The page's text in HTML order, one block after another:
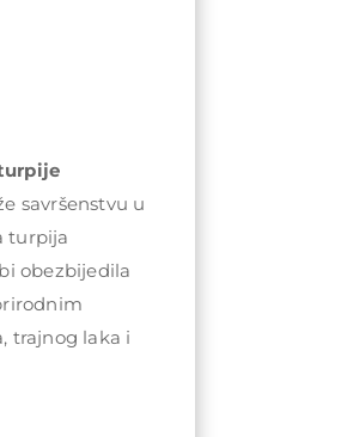
savršenstvu u
turpija
obezbijedila
trajnog laka i